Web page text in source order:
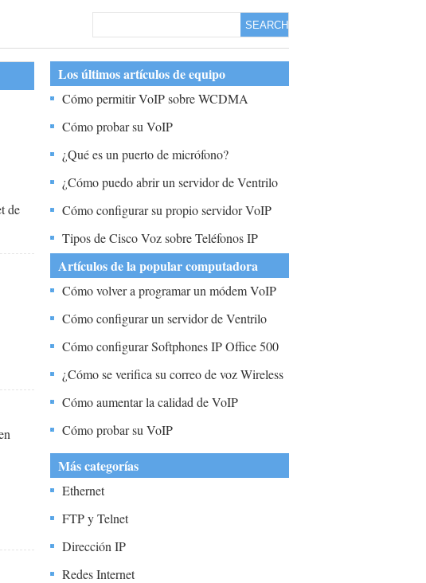
SEARCH
de
Los últimos artículos de equipo
Cómo permitir VoIP sobre WCDMA
Cómo probar su VoIP
¿Qué es un puerto de micrófono?
¿Cómo puedo abrir un servidor de Ventrilo
Cómo configurar su propio servidor VoIP
Tipos de Cisco Voz sobre Teléfonos IP
Artículos de la popular computadora
Cómo volver a programar un módem VoIP
Cómo configurar un servidor de Ventrilo
Cómo configurar Softphones IP Office 500
¿Cómo se verifica su correo de voz Wireless
Corr?
Cómo aumentar la calidad de VoIP
Cómo probar su VoIP
Más categorías
Ethernet
FTP y Telnet
Dirección IP
Redes Internet